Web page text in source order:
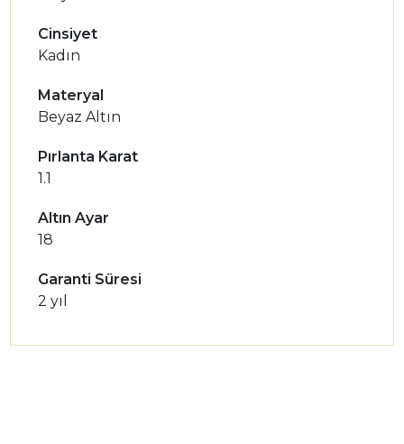
Cinsiyet
Kadın
Materyal
Beyaz Altın
Pırlanta Karat
1.1
Altın Ayar
18
Garanti Süresi
2 yıl